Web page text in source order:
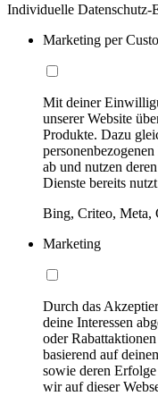
Individuelle Datenschutz-
Marketing per
Mit deiner
unserer Website
Produkte. Dazu
ab und nutzen
Dienste bereits
Bing, Criteo, Meta,
Marketing
Durch das
deine Interessen
oder
basierend auf
sowie deren
wir auf dieser